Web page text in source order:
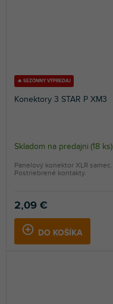
🔥 SEZÓNNY VÝPREDAJ
Konektory 3 STAR P XM3
Skladom na predajni (18 ks)
2,09 €
DO KOŠÍKA
Panelový konektor XLR samec.
Postriebrené kontakty.